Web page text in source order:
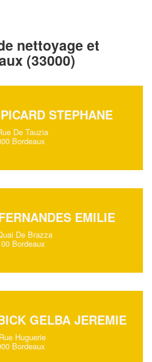
nettoyage et
(33000)
STEPHANE
De Tauzia
Bordeaux
EMILIE
De Brazza
Bordeaux
GELBA JEREMIE
Huguerie
Bordeaux